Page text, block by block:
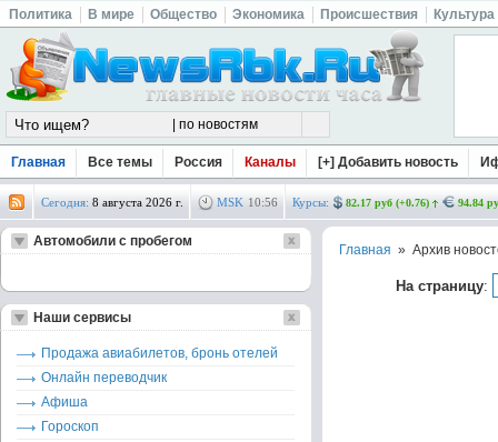
Политика В мире Общество Экономика Происшествия Культура
Главная Все темы Россия Каналы [+] Добавить новость
Сегодня: 8 августа 2026 г. MSK 10:56 Курсы: 82.17 руб (+0.76) 94.84
Главная » Архив
На страницу:
Автомобили с пробегом
Наши сервисы
Продажа авиабилетов, бронь отелей
Онлайн переводчик
Афиша
Гороскоп